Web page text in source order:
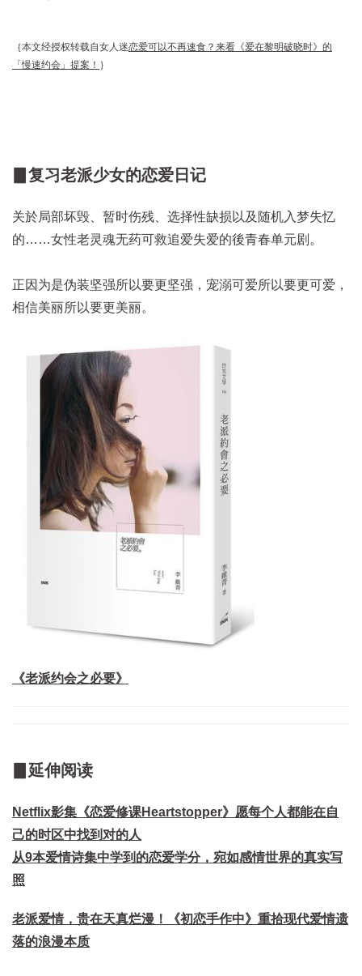
｛本文经授权转载自女人迷恋爱可以不再速食？来看《爱在黎明破晓时》的
「慢速约会」提案！ ｝
▊复习老派少女的恋爱日记
关於局部坏毁、暂时伤残、选择性缺损以及随机入梦失忆
的……女性老灵魂无药可救追爱失爱的後青春单元剧。
正因为是伪装坚强所以要更坚强，宠溺可爱所以要更可爱，
相信美丽所以要更美丽。
《老派约会之必要》
▊延伸阅读
Netflix影集《恋爱修课Heartstopper》愿每个人都能在自
己的时区中找到对的人
从9本爱情诗集中学到的恋爱学分，宛如感情世界的真实写
照
老派爱情，贵在天真烂漫！《初恋手作中》重拾现代爱情遗
落的浪漫本质